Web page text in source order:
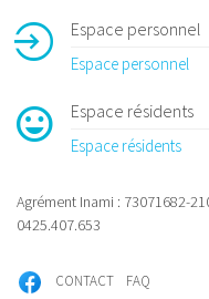
Espace personnel
Espace personnel
Espace résidents
Espace résidents
Agrément Inami : 73071682-
0425.407.653
CONTACT FAQ